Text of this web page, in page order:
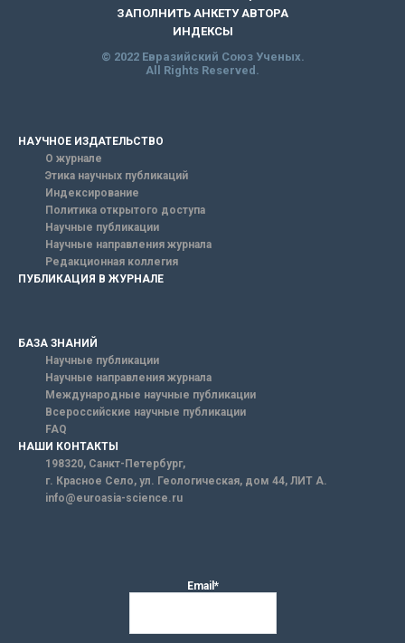
ЗАПОЛНИТЬ АНКЕТУ АВТОРА
ИНДЕКСЫ
© 2022 Евразийский Союз Ученых.
All Rights Reserved.
НАУЧНОЕ ИЗДАТЕЛЬСТВО
О журнале
Этика научных публикаций
Индексирование
Политика открытого доступа
Научные публикации
Научные направления журнала
Редакционная коллегия
ПУБЛИКАЦИЯ В ЖУРНАЛЕ
БАЗА ЗНАНИЙ
Научные публикации
Научные направления журнала
Международные научные публикации
Всероссийские научные публикации
FAQ
НАШИ КОНТАКТЫ
198320, Санкт-Петербург,
г. Красное Село, ул. Геологическая, дом 44, ЛИТ А.
info@euroasia-science.ru
Email*